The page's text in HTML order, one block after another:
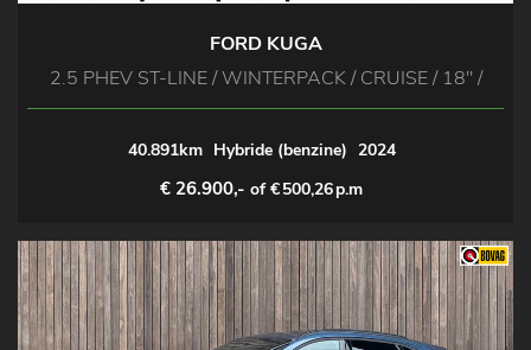
FORD KUGA
2.5 PHEV ST-LINE / WINTERPACK / CRUISE / 18'' /
40.891km Hybride (benzine) 2024
€ 26.900,- of €500,26p.m